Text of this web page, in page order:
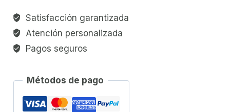
Satisfacción garantizada
Atención personalizada
Pagos seguros
Métodos de pago